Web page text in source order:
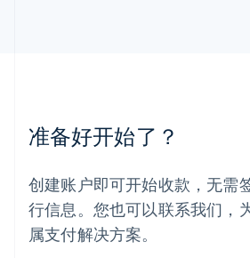
准备好开始了？
创建账户即可开始收款，无需
行信息。您也可以联系我们，
属支付解决方案。
挪威
葡萄牙
Português English
日本
日本語English
瑞典